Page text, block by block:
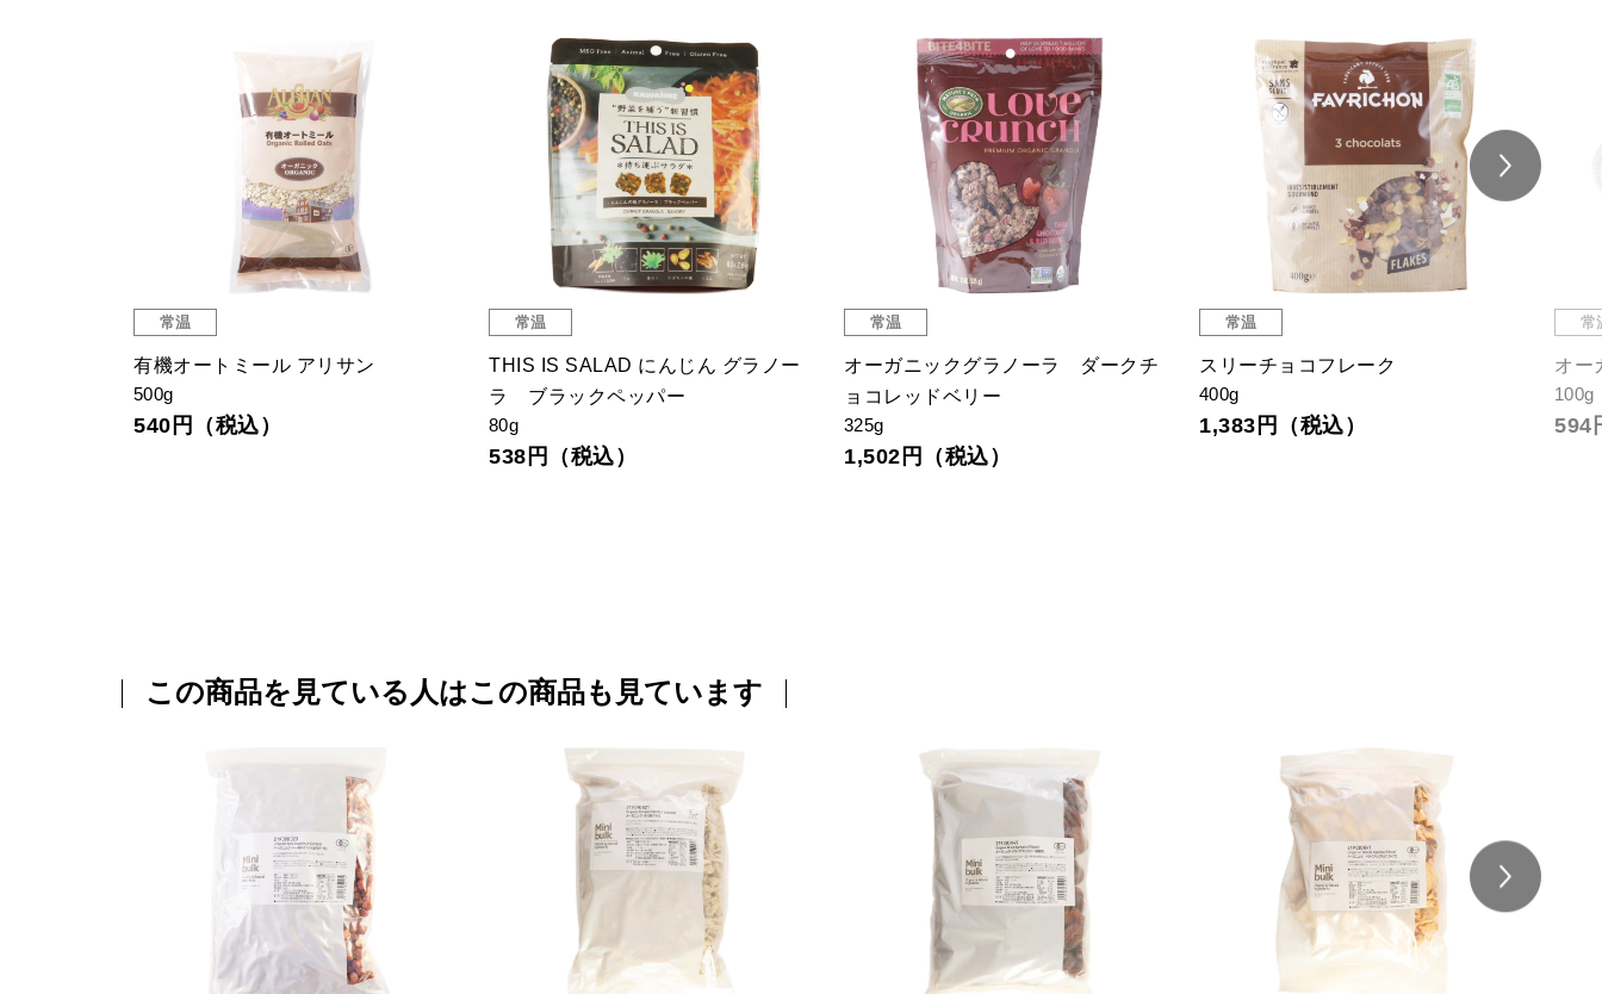
常温
有機オートミール アリサン
500g
540円（税込）
常温
THIS IS SALAD にんじん グラノー
ラ ブラックペッパー
80g
538円（税込）
常温
オーガニックグラノーラ ダークチ
ョコレッドベリー
325g
1,502円（税込）
常温
スリーチョコフレーク
400g
1,383円（税込）
常
オー
100g
594
この商品を見ている人はこの商品も見ています